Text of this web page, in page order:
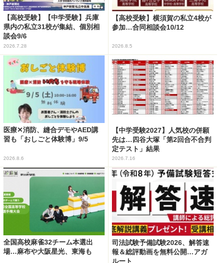
【高校受験】【中学受験】兵庫
県内の私立31校が集結、個別相
談会9/6
2026.7.28
【高校受験】横須賀の私立4校が
参加…合同相談会10/12
2026.8.5
医療✕消防、縫合デモやAED講
習も「おしごと体験博」9/5
2026.8.6
【中学受験2027】人気校の併願
先は…四谷大塚「第2回合不合判
定テスト」結果
2026.7.16
全国高校麻雀32チーム本選出
場…麻布や大阪星光、東海も
司法試験予備試験2026、解答速
報＆総評動画を無料公開…アガ
ルート